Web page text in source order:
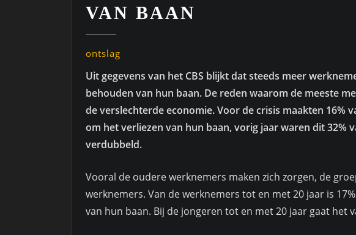
VAN BAAN
ontslag
Uit gegevens van het CBS blijkt dat steeds meer
behouden van hun baan. De reden waarom de meeste
de verslechterde economie. Voor de crisis maakten 16%
om het verliezen van hun baan, vorig jaar waren dit 32%
verdubbeld.
Vooral de oudere werknemers maken zich zorgen, de
werknemers. Van de werknemers tot en met 20 jaar is
van hun baan. Bij de jongeren tot en met 20 jaar gaat het